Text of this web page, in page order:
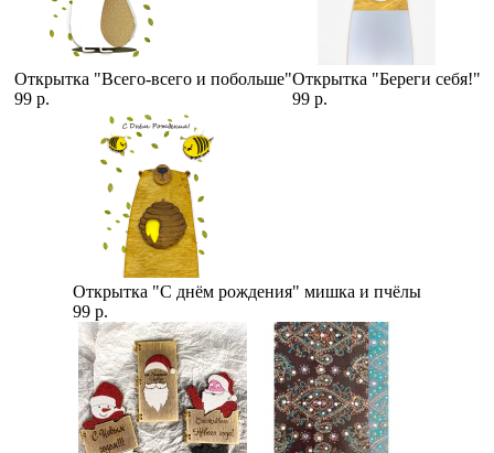
Открытка "Всего-всего и побольше"
99 р.
Открытка "Береги себя!"
99 р.
Открытка "С днём рождения" мишка и пчёлы
99 р.